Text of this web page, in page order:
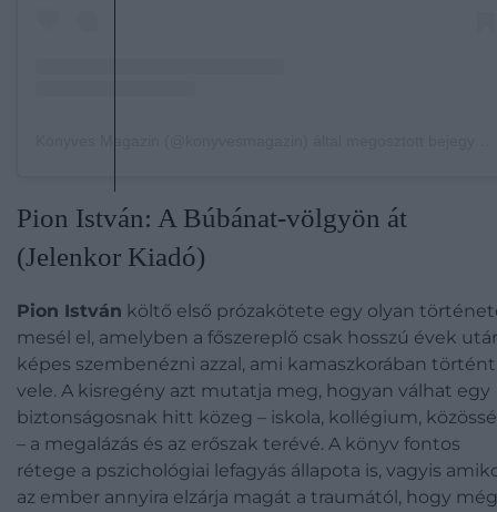
Pion István: A Búbánat-völgyön át
(Jelenkor Kiadó)
Pion István költő első prózakötete egy olyan
mesél el, amelyben a főszereplő csak hosszú évek
képes szembenézni azzal, ami kamaszkorában történt
vele. A kisregény azt mutatja meg, hogyan válhat egy
biztonságosnak hitt közeg – iskola, kollégium,
– a megalázás és az erőszak terévé. A könyv fontos
rétege a pszichológiai lefagyás állapota is, vagyis
az ember annyira elzárja magát a traumától, hogy még